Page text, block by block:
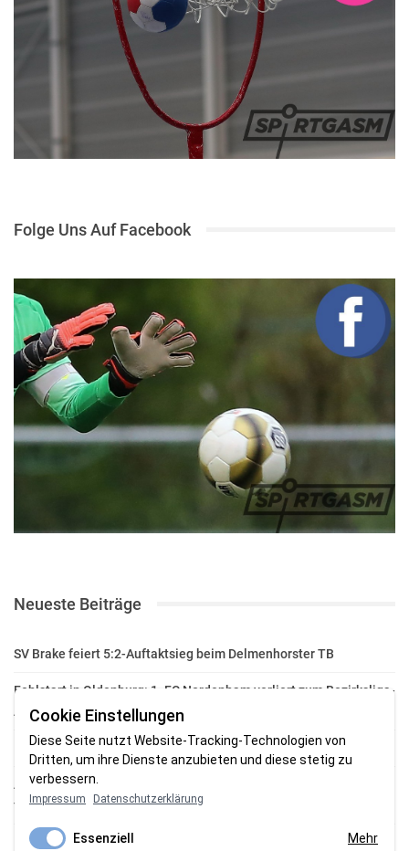
Folge Uns Auf Facebook
Neueste Beiträge
SV Brake feiert 5:2-Auftaktsieg beim Delmenhorster TB
Fehlstart in Oldenburg: 1. FC Nordenham verliert zum Bezirksliga-
Auftakt
Fußball in der Wesermarsch: Die Bilder vom Wochenende
Aufstieg geschafft: HSG-Unterweser-C-Jugend macht sich bereit
für die Oberliga
HSG Unterweser startet mit neuem Torwarttrainer in die
Cookie Einstellungen
Diese Seite nutzt Website-Tracking-Technologien von
Dritten, um ihre Dienste anzubieten und diese stetig zu
verbessern.
Impressum Datenschutzerklärung
Essenziell Mehr